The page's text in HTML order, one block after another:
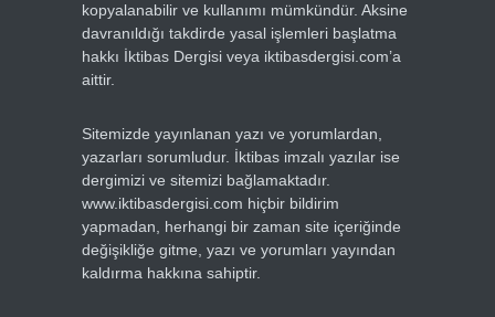
kopyalanabilir ve kullanımı mümkündür. Aksine
davranıldığı takdirde yasal işlemleri başlatma
hakkı İktibas Dergisi veya iktibasdergisi.com’a
aittir.
Sitemizde yayınlanan yazı ve yorumlardan,
yazarları sorumludur. İktibas imzalı yazılar ise
dergimizi ve sitemizi bağlamaktadır.
www.iktibasdergisi.com hiçbir bildirim
yapmadan, herhangi bir zaman site içeriğinde
değişikliğe gitme, yazı ve yorumları yayından
kaldırma hakkına sahiptir.